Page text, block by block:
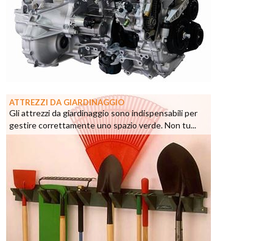
ATTREZZI DA GIARDINAGGIO
Gli attrezzi da giardinaggio sono indispensabili per
gestire correttamente uno spazio verde. Non tu...